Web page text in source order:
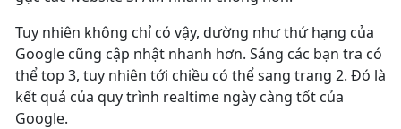
Tuy nhiên không chỉ có vậy, dường như thứ hạng của
Google cũng cập nhật nhanh hơn. Sáng các bạn tra có
thể top 3, tuy nhiên tới chiều có thể sang trang 2. Đó là
kết quả của quy trình realtime ngày càng tốt của
Google.